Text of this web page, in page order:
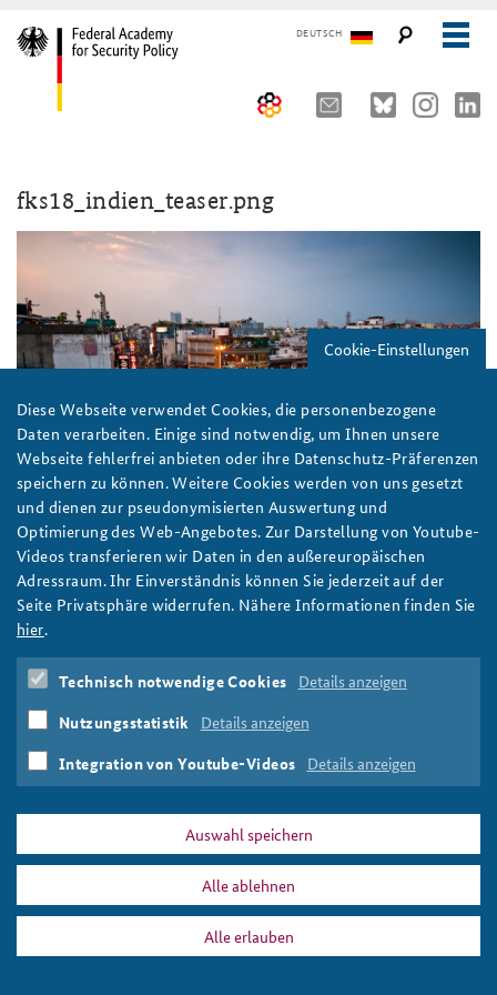
DEUTSCH
Advisory Board
Organisation
The Association of Friends
Partners
Young Leaders in Security Policy
Directions
Seminars, Conferences and Events
Security Policy Course for Senior Officials
Core Course on Security Policy
German Forum on Security Policy
Public Events
Further Events
Working Papers
fks18_indien_teaser.png
Der Hauptbazar in Delhi von oben.
Foto: Will Vousden / flickr / CC BY-NC-SA 2.0
fks18_indien_teaser.png
Cookie-Einstellungen
Diese Webseite verwendet Cookies, die personenbezogene
Daten verarbeiten. Einige sind notwendig, um Ihnen unsere
Webseite fehlerfrei anbieten oder ihre Datenschutz-Präferenzen
speichern zu können. Weitere Cookies werden von uns gesetzt
und dienen zur pseudonymisierten Auswertung und
Optimierung des Web-Angebotes. Zur Darstellung von Youtube-
Videos transferieren wir Daten in den außereuropäischen
Adressraum. Ihr Einverständnis können Sie jederzeit auf der
Seite Privatsphäre widerrufen. Nähere Informationen finden Sie
hier.
Technisch notwendige Cookies Details anzeigen
Nutzungsstatistik Details anzeigen
Integration von Youtube-Videos Details anzeigen
Auswahl speichern
Alle ablehnen
Alle erlauben